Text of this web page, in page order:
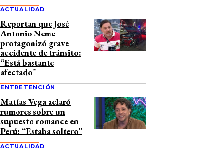
ACTUALIDAD
Reportan que José
Antonio Neme
protagonizó grave
accidente de tránsito:
“Está bastante
afectado”
ENTRETENCIÓN
Matías Vega aclaró
rumores sobre un
supuesto romance en
Perú: “Estaba soltero”
ACTUALIDAD